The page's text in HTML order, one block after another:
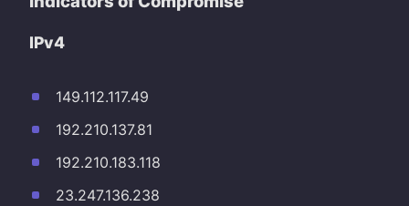
IPv4
149.112.117.49
192.210.137.81
192.210.183.118
23.247.136.238